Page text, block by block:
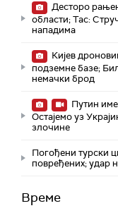
Десторо
области; Тас:
нападима
Кијев
подземне базе;
немачки брод
Путин
Остајемо уз
злочине
Погођени турски
повређених; удар
Време